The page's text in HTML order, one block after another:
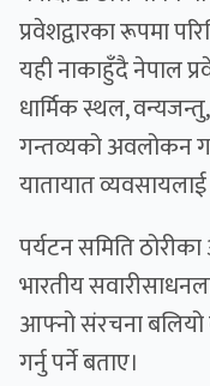
प्रवेशद्वारका रूपमा
यही नाकाहुँदै नेपाल
धार्मिक स्थल,
गन्तव्यको अवलोकन
यातायात
पर्यटन समिति
भारतीय
आफ्नो संरचना बलियो
गर्नु पर्ने बताए।